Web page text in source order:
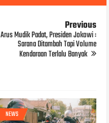
Previous
Arus Mudik Padat, Presiden Jokowi :
Sarana Ditambah Tapi Volume
Kendaraan Terlalu Banyak
NEWS